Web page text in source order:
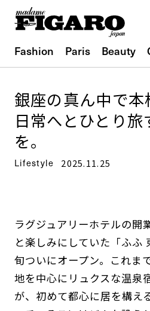
Fashion Paris Beauty
銀座の真ん中で
日常へとひとり
を。
Lifestyle 2025.11.25
ラグジュアリーホテルの開
と楽しみにしていた「ふふ
旬ついにオープン。これま
地を中心にリュクスな温泉
が、初めて都心に居を構え